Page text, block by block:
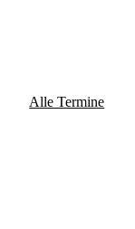
Alle Termine